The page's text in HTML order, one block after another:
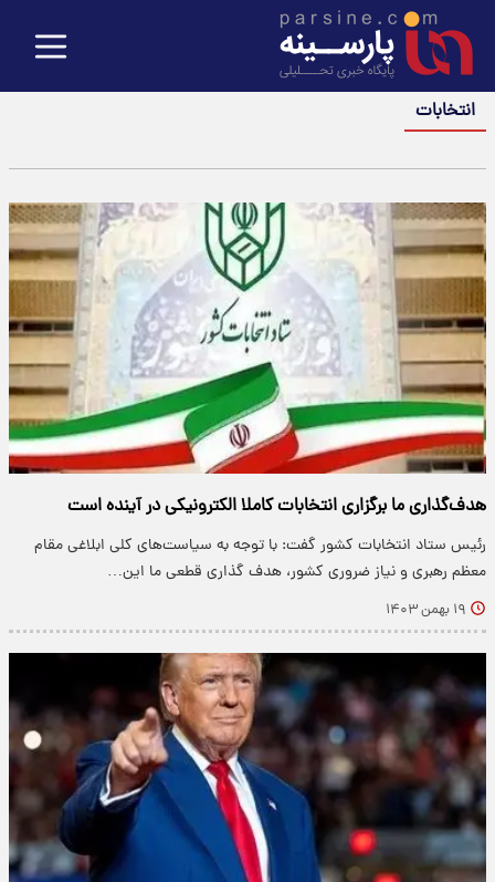
انتخابات
هدف‌گذاری ما برگزاری انتخابات کاملا الکترونیکی در آینده است
رئیس ستاد انتخابات کشور گفت: با توجه به سیاست‌های کلی ابلاغی مقام
معظم رهبری و نیاز ضروری کشور، هدف گذاری قطعی ما این…
۱۹ بهمن ۱۴۰۳